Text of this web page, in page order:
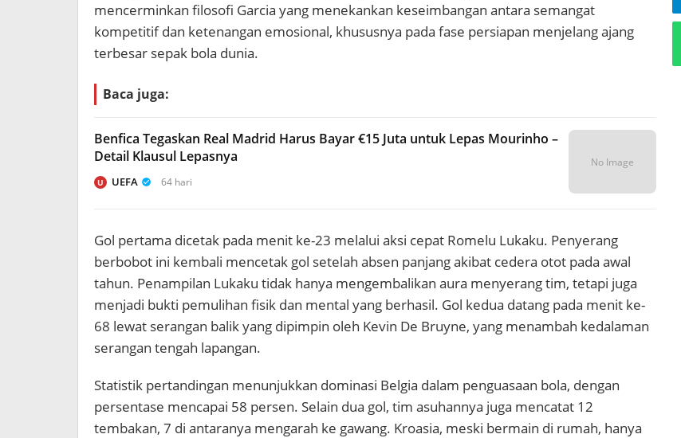
mencerminkan filosofi Garcia yang menekankan keseimbangan antara semangat
kompetitif dan ketenangan emosional, khususnya pada fase persiapan menjelang ajang
terbesar sepak bola dunia.
Baca juga:
Benfica Tegaskan Real Madrid Harus Bayar €15 Juta untuk Lepas Mourinho –
Detail Klausul Lepasnya
U UEFA 64 hari
No Image
Gol pertama dicetak pada menit ke-23 melalui aksi cepat Romelu Lukaku. Penyerang
berbobot ini kembali mencetak gol setelah absen panjang akibat cedera otot pada awal
tahun. Penampilan Lukaku tidak hanya mengembalikan aura menyerang tim, tetapi juga
menjadi bukti pemulihan fisik dan mental yang berhasil. Gol kedua datang pada menit ke-
68 lewat serangan balik yang dipimpin oleh Kevin De Bruyne, yang menambah kedalaman
serangan tengah lapangan.
Statistik pertandingan menunjukkan dominasi Belgia dalam penguasaan bola, dengan
persentase mencapai 58 persen. Selain dua gol, tim asuhannya juga mencatat 12
tembakan, 7 di antaranya mengarah ke gawang. Kroasia, meski bermain di rumah, hanya